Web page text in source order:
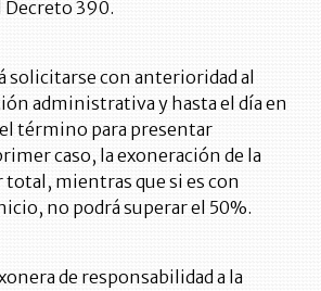
Decreto 390.
solicitarse con anterioridad al
administrativa y hasta el día en
término para presentar
caso, la exoneración de la
total, mientras que si es con
no podrá superar el 50%.
de responsabilidad a la